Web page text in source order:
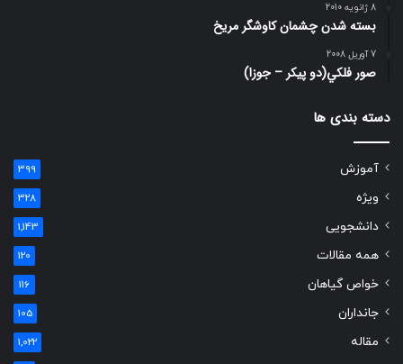
8 ژانویه 2010
بسته شدن چشمان کاوشگر مريخ
7 آوریل 2008
صور فلكي(دو پیکر – جوزا)
دسته بندی ها
آموزش 399
ویژه 328
دانشجویی 1,143
همه مقالات 120
خواص گیاهان 116
جانداران 105
مقاله 1,022